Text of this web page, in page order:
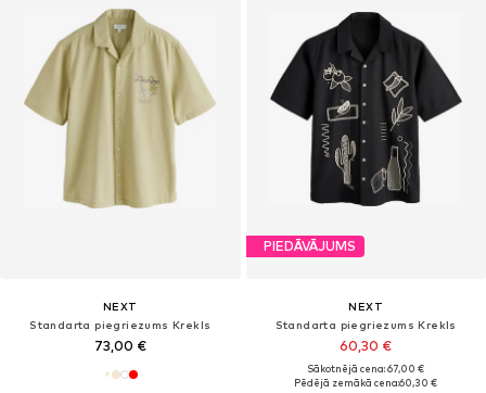
NEXT
Standarta piegriezums Krekls
73,00 €
PIEDĀVĀJUMS
NEXT
Standarta piegriezums Krekls
60,30 €
Sākotnējā cena: 67,00 €
Pēdējā zemākā cena:60,30 €